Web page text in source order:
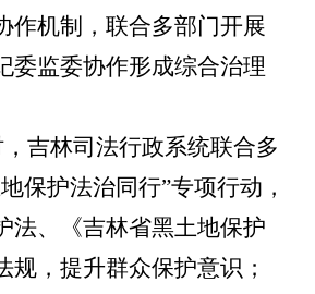
作机制，联合多部门开展
委监委协作形成综合治理
吉林司法行政系统联合多
保护法治同行”专项行动，
法、《吉林省黑土地保护
规，提升群众保护意识；